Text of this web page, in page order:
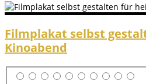
Filmplakat selbst
Kinoabend